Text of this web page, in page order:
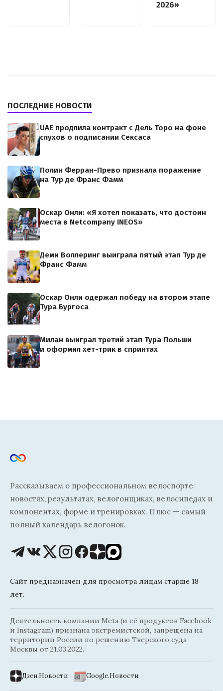
2026»
ПОСЛЕДНИЕ НОВОСТИ
UAE продлила контракт с Дель Торо на фоне
слухов о подписании Сексаса
Полин Ферран-Прево признала поражение
на Тур де Франс Фамм
Оскар Онли: «Я хотел показать, что достоин
места в Netcompany INEOS»
Деми Воллеринг выиграла пятый этап Тур де
Франс Фамм
Оскар Онли одержал победу на втором этапе
Тура Бургоса
Милан выиграл третий этап Тура Польши
и оформил хет-трик в спринтах
Рассказываем о профессиональном велоспорте:
новостях, результатах, велогонщиках, велосипедах и
компонентах, форме и тренировках. Плюс — самый
полный календарь велогонок.
Сайт предназначен для просмотра лицам старше 18
лет.
Деятельность компании Meta (и её продуктов Facebook
и Instagram) признана экстремистской, запрещена на
территории России по решению Тверского суда
Москвы от 21.03.2022.
Дзен.Новости | Google.Новости